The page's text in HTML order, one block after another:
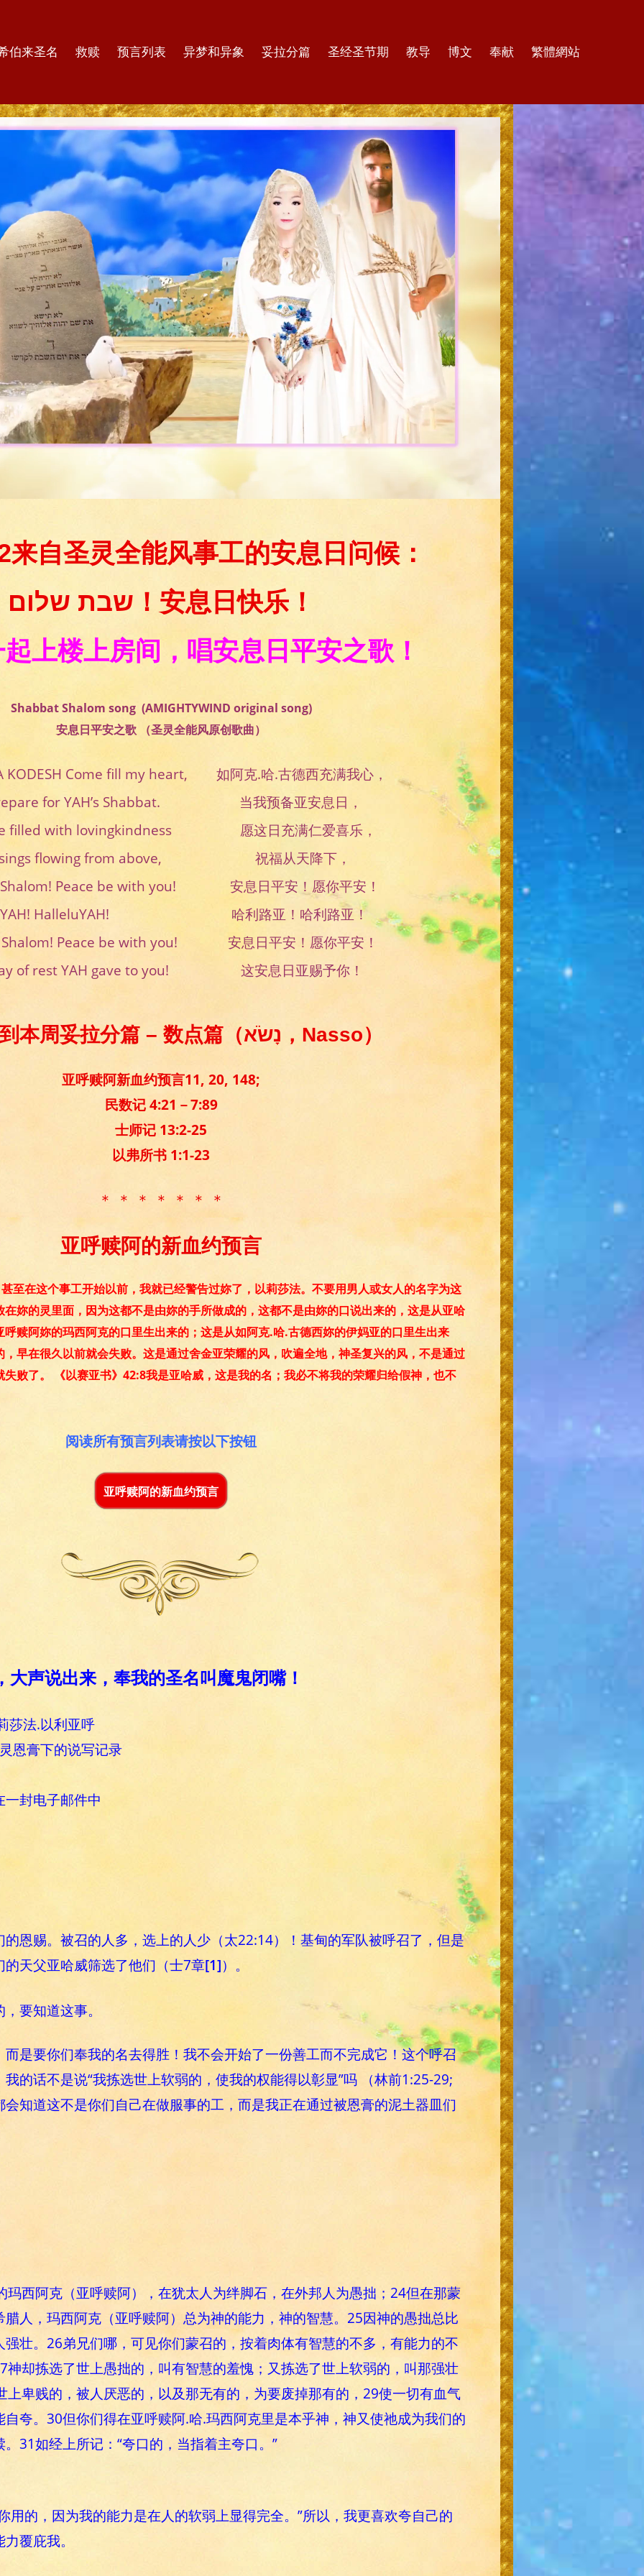
伯来圣名 救赎 预言列表 异梦和异象 妥拉分篇 圣经圣节期 教导 博文 奉献 繁體網站
来自圣灵全能风事工的安息日问候：
שבת שלום！安息日快乐！
上楼上房间，唱安息日平安之歌！
Shabbat Shalom song (AMIGHTYWIND original song)
安息日平安之歌 （圣灵全能风原创歌曲）
KODESH Come fill my heart, 如阿克.哈.古德西充满我心，
for YAH’s Shabbat. 当我预备亚安息日，
filled with lovingkindness 愿这日充满仁爱喜乐，
flowing from above, 祝福从天降下，
Shalom! Peace be with you! 安息日平安！愿你平安！
HalleluYAH! 哈利路亚！哈利路亚！
Shalom! Peace be with you! 安息日平安！愿你平安！
of rest YAH gave to you! 这安息日亚赐予你！
欢迎来到本周妥拉分篇 – 数点篇（נָשֹׂא，Nasso）
亚呼赎阿新血约预言11, 20, 148;
民数记 4:21－7:89
士师记 13:2-25
以弗所书 1:1-23
＊ ＊ ＊ ＊ ＊ ＊ ＊
亚呼赎阿的新血约预言
至在这个事工开始以前，我就已经警告过妳了，以莉莎法。不要用男人或女人的名字为这
妳的灵里面，因为这都不是由妳的手所做成的，这都不是由妳的口说出来的，这是从亚哈
赎阿妳的玛西阿克的口里生出来的；这是从如阿克.哈.古德西妳的伊妈亚的口里生出来
早在很久以前就会失败。这是通过舍金亚荣耀的风，吹遍全地，神圣复兴的风，不是通过
败了。 《以赛亚书》42:8我是亚哈威，这是我的名；我必不将我的荣耀归给假神，也不
阅读所有预言列表请按以下按钮
亚呼赎阿的新血约预言
大声说出来，奉我的圣名叫魔鬼闭嘴！
莎法.以利亚呼
恩膏下的说写记录
封电子邮件中
恩赐。被召的人多，选上的人少（太22:14）！基甸的军队被呼召了，但是
天父亚哈威筛选了他们（士7章[1]）。
要知道这事。
是要你们奉我的名去得胜！我不会开始了一份善工而不完成它！这个呼召
的话不是说“我拣选世上软弱的，使我的权能得以彰显”吗 （林前1:25-29;
知道这不是你们自己在做服事的工，而是我正在通过被恩膏的泥土器皿们
玛西阿克（亚呼赎阿），在犹太人为绊脚石，在外邦人为愚拙；24但在那蒙
人，玛西阿克（亚呼赎阿）总为神的能力，神的智慧。25因神的愚拙总比
壮。26弟兄们哪，可见你们蒙召的，按着肉体有智慧的不多，有能力的不
神却拣选了世上愚拙的，叫有智慧的羞愧；又拣选了世上软弱的，叫那强壮
上卑贱的，被人厌恶的，以及那无有的，为要废掉那有的，29使一切有血气
夸。30但你们得在亚呼赎阿.哈.玛西阿克里是本乎神，神又使祂成为我们的
31如经上所记：“夸口的，当指着主夸口。”
用的，因为我的能力是在人的软弱上显得完全。”所以，我更喜欢夸自己的
覆庇我。